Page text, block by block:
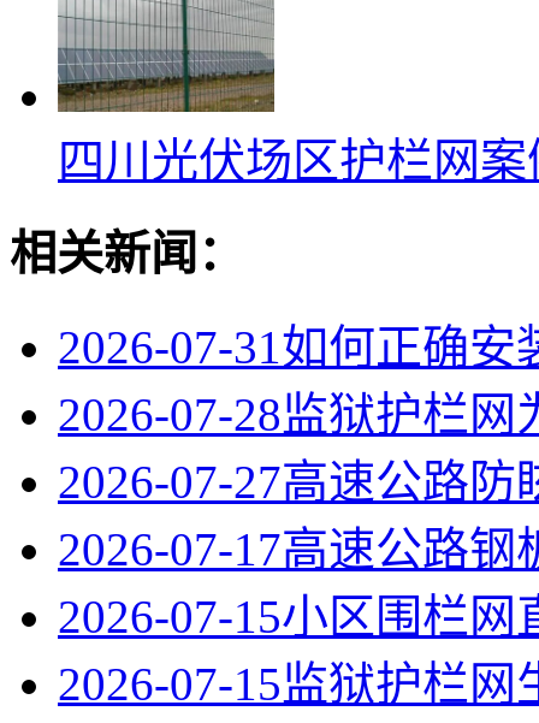
四川光伏场区护栏网
相关新闻：
2026-07-31 如何正确安
2026-07-28监狱护栏网
2026-07-27高速公路防
2026-07-17高速公路钢
2026-07-15小区围栏网
2026-07-15监狱护栏网